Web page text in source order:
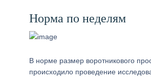
Норма по неделям
В норме размер воротникового
происходило проведение